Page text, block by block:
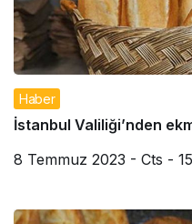
Haber
İstanbul Valiliği’nden
8 Temmuz 2023 - Cts -